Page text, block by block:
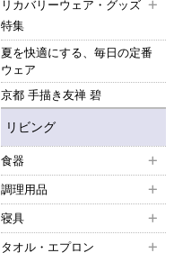
リカバリーウェア・グッズ
特集
夏を快適にする、毎日の定番
ウェア
京都 手描き友禅 碧
リビング
食器
調理用品
寝具
タオル・エプロン